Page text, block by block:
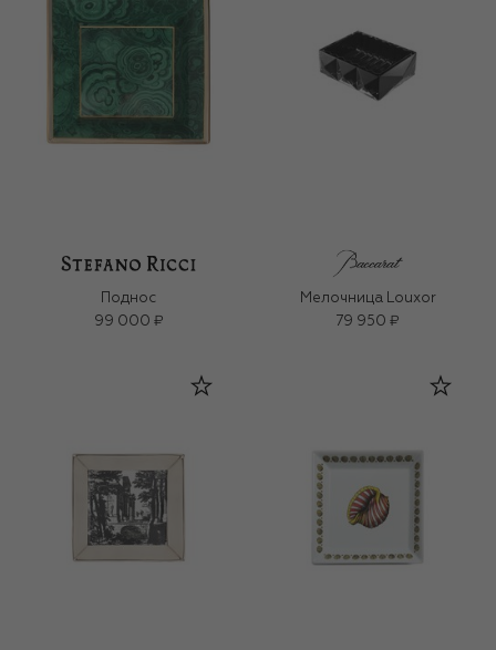
Поднос
99 000 ₽
Мелочница Louxor
79 950 ₽